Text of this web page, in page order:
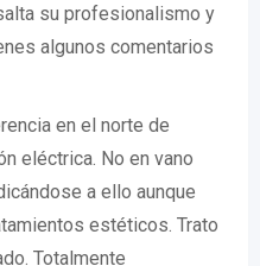
su profesionalismo y
algunos comentarios
en el norte de
eléctrica. No en vano
a ello aunque
estéticos. Trato
Totalmente